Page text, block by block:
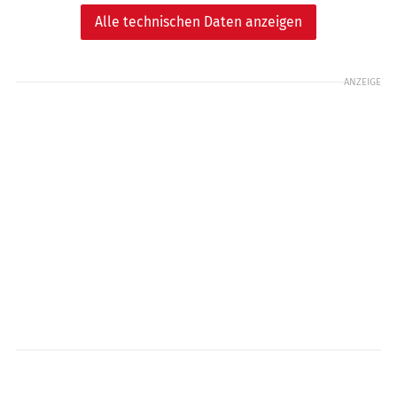
Alle technischen Daten anzeigen
ANZEIGE